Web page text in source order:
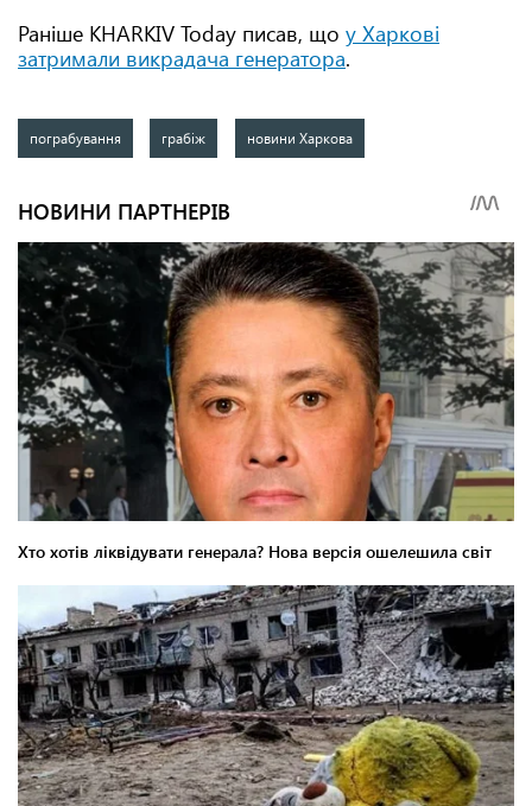
Раніше KHARKIV Today писав, що у Харкові
затримали викрадача генератора.
пограбування грабіж новини Харкова